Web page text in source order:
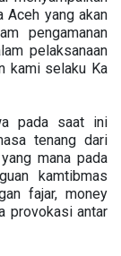
Aceh yang akan
pengamanan
pelaksanaan
kami selaku Ka
pada saat ini
tenang dari
mana pada
kamtibmas
fajar, money
provokasi antar